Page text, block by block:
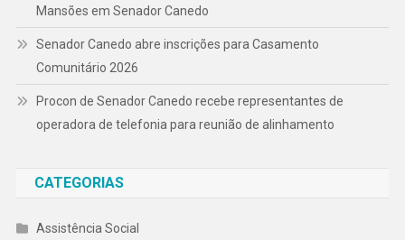
Mansões em Senador Canedo
Senador Canedo abre inscrições para Casamento
Comunitário 2026
Procon de Senador Canedo recebe representantes de
operadora de telefonia para reunião de alinhamento
CATEGORIAS
Assistência Social